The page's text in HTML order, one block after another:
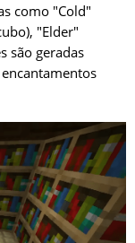
como "Cold"
"Elder"
são geradas